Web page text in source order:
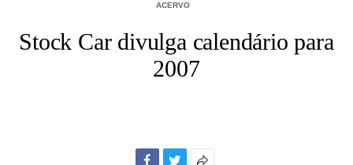
ACERVO
Stock Car divulga calendário para
2007